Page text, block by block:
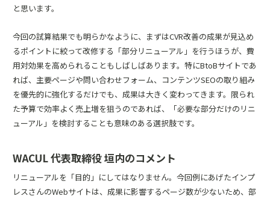
と思います。
今回の試算結果でも明らかなように、まずはCVR改善の成果が見込め
るポイントに絞って改修する「部分リニューアル」を行うほうが、費
用対効果を高められることもしばしばあります。特にBtoBサイトであ
れば、主要ページや問い合わせフォーム、コンテンツSEOの取り組み
を優先的に強化するだけでも、成果は大きく変わってきます。限られ
た予算で効率よく売上増を狙うのであれば、「必要な部分だけのリニ
ューアル」を検討することも意味のある選択肢です。
WACUL 代表取締役 垣内のコメント
リニューアルを「目的」にしてはなりません。今回例にあげたインプ
レスさんのWebサイトは、成果に影響するページ数が少ないため、部